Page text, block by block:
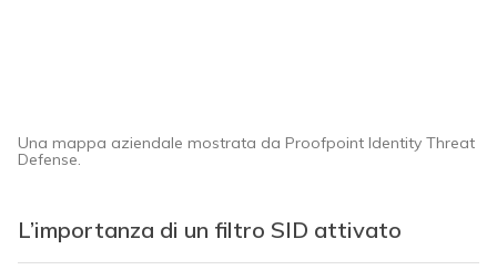
Una mappa aziendale mostrata da Proofpoint Identity Threat
Defense.
L’importanza di un filtro SID attivato